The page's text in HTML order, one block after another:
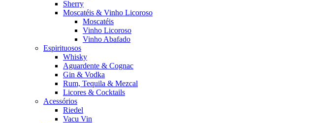
Sherry
Moscatéis & Vinho Licoroso
Moscatéis
Vinho Licoroso
Vinho Abafado
Espirituosos
Whisky
Aguardente & Cognac
Gin & Vodka
Rum, Tequila & Mezcal
Licores & Cocktails
Acessórios
Riedel
Vacu Vin